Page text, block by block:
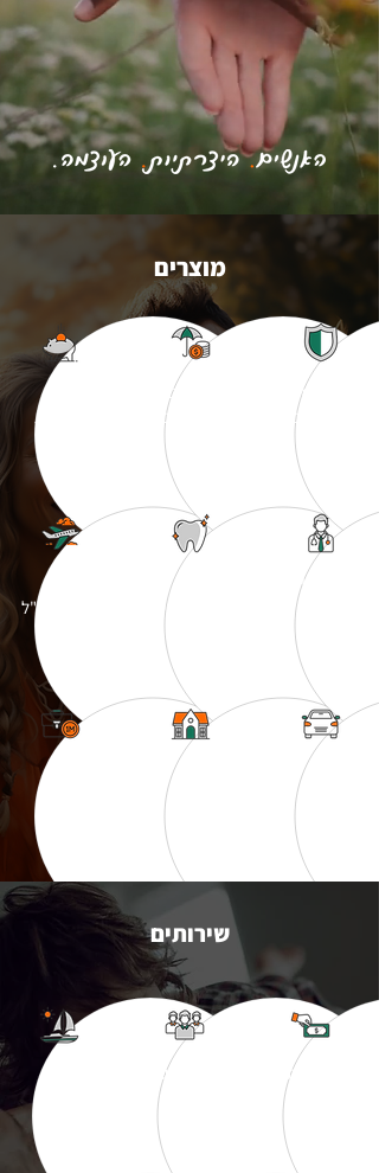
מוצרים
חסכון
והשקעות
ביטוח
נסיעות לחו"ל
פנסיה
ופיננסים
השלמות ביטוחים
בתחום הפנסיוני
ביטוחי
רפואת שיניים
ביטוח
ביטוח לשמירת
איכות חיים
יטוחי
בריאות
ביטוח
שירותים​
תכנון
טיפול / ייעוץ
לארגוני עובדים
הלוואות